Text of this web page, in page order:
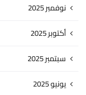
نوفمبر 2025
أكتوبر 2025
سبتمبر 2025
يونيو 2025